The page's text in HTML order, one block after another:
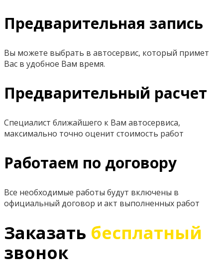
Предварительная запись
Вы можете выбрать в автосервис, который примет
Вас в удобное Вам время.
Предварительный расчет
Специалист ближайшего к Вам автосервиса,
максимально точно оценит стоимость работ
Работаем по договору
Все необходимые работы будут включены в
официальный договор и акт выполненных работ
Заказать бесплатный
звонок